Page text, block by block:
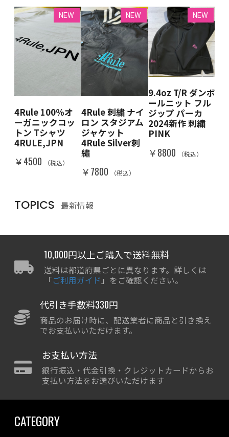
NEW
4Rule 100％オ
ーガニックコッ
トン Tシャツ
4RULE,JPN
￥4500 （税込）
NEW
4Rule 刺繍 ナイ
ロン スタジアム
ジャケット
4Rule Silver刺
繡
￥7800 （税込）
NEW
9.4oz T/R ダンボ
ールニット フル
ジップ パーカ
2024新作 刺繍
PINK
￥8800 （税込）
TOPICS 最新情報
10,000円以上ご購入で送料無料
送料は都道府県ごとに異なります。詳しくは
「ご利用ガイド 」をご確認ください。
代引き手数料330円
商品のお届け時に、配送業者に商品と引き換え
でお支払いいただけます。
お支払い方法
銀行振込・代金引換・クレジットカードからお
支払い方法をお選びいただけます
CATEGORY